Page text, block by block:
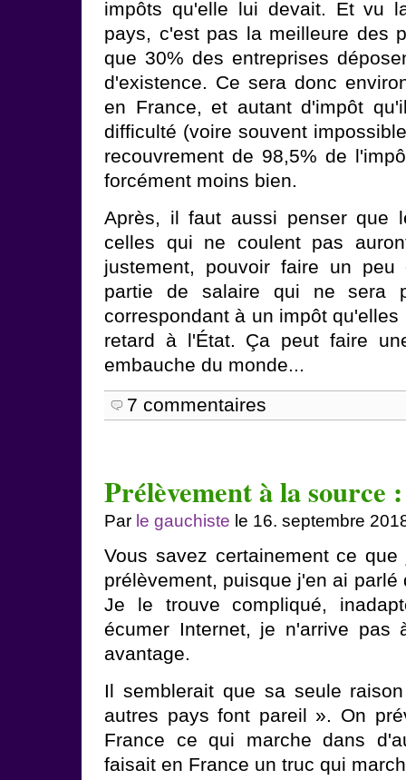
impôts qu'elle lui devait. Et vu
pays, c'est pas la meilleure des
que 30% des entreprises
d'existence. Ce sera donc
en France, et autant d'impôt
difficulté (voire souvent
recouvrement de 98,5% de
forcément moins bien.
Après, il faut aussi penser que
celles qui ne coulent pas
justement, pouvoir faire un
partie de salaire qui ne sera
correspondant à un impôt
retard à l'État. Ça peut faire
embauche du monde...
7 commentaires
Prélèvement à la source
Par le gauchiste le 16. septembre
Vous savez certainement ce
prélèvement, puisque j'en ai
Je le trouve compliqué,
écumer Internet, je n'arrive pas
avantage.
Il semblerait que sa seule
autres pays font pareil ». On
France ce qui marche dans
faisait en France un truc qui